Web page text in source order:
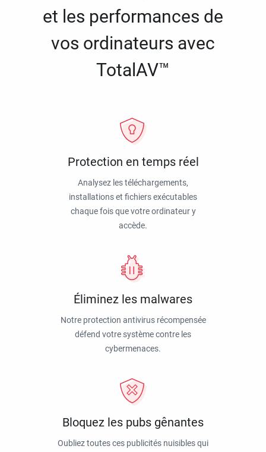
et les performances de
vos ordinateurs avec
TotalAV™
Protection en temps réel
Analysez les téléchargements,
installations et fichiers exécutables
chaque fois que votre ordinateur y
accède.
Éliminez les malwares
Notre protection antivirus récompensée
défend votre système contre les
cybermenaces.
Bloquez les pubs gênantes
Oubliez toutes ces publicités nuisibles qui